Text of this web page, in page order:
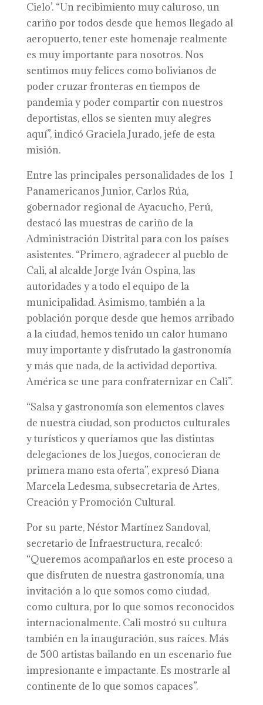
Cielo’. “Un recibimiento muy caluroso, un
cariño por todos desde que hemos llegado al
aeropuerto, tener este homenaje realmente
es muy importante para nosotros. Nos
sentimos muy felices como bolivianos de
poder cruzar fronteras en tiempos de
pandemia y poder compartir con nuestros
deportistas, ellos se sienten muy alegres
aquí”, indicó Graciela Jurado, jefe de esta
misión.
Entre las principales personalidades de los I
Panamericanos Junior, Carlos Rúa,
gobernador regional de Ayacucho, Perú,
destacó las muestras de cariño de la
Administración Distrital para con los países
asistentes. “Primero, agradecer al pueblo de
Cali, al alcalde Jorge Iván Ospina, las
autoridades y a todo el equipo de la
municipalidad. Asimismo, también a la
población porque desde que hemos arribado
a la ciudad, hemos tenido un calor humano
muy importante y disfrutado la gastronomía
y más que nada, de la actividad deportiva.
América se une para confraternizar en Cali”.
“Salsa y gastronomía son elementos claves
de nuestra ciudad, son productos culturales
y turísticos y queríamos que las distintas
delegaciones de los Juegos, conocieran de
primera mano esta oferta”, expresó Diana
Marcela Ledesma, subsecretaria de Artes,
Creación y Promoción Cultural.
Por su parte, Néstor Martínez Sandoval,
secretario de Infraestructura, recalcó:
“Queremos acompañarlos en este proceso a
que disfruten de nuestra gastronomía, una
invitación a lo que somos como ciudad,
como cultura, por lo que somos reconocidos
internacionalmente. Cali mostró su cultura
también en la inauguración, sus raíces. Más
de 500 artistas bailando en un escenario fue
impresionante e impactante. Es mostrarle al
continente de lo que somos capaces”.